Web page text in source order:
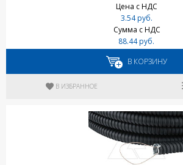
Цена с НДС
3.54 руб.
Сумма с НДС
88.44 руб.
В КОРЗИНУ
В ИЗБРАННОЕ